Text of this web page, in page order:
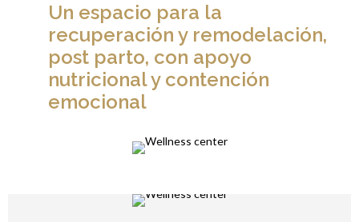
Un espacio para la
recuperación y remodelación,
post parto, con apoyo
nutricional y contención
emocional